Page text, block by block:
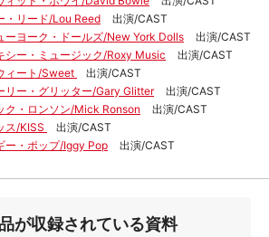
・リード/Lou Reed
出演/CAST
ーヨーク・ドールズ/New York Dolls
出演/CAST
シー・ミュージック/Roxy Music
出演/CAST
ィート/Sweet
出演/CAST
リー・グリッター/Gary Glitter
出演/CAST
ク・ロンソン/Mick Ronson
出演/CAST
ス/KISS
出演/CAST
ー・ポップ/Iggy Pop
出演/CAST
が収録されている資料